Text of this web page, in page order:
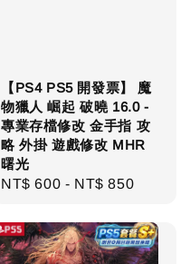
【PS4 PS5 開發票】 魔
物獵人 崛起 破曉 16.0 -
專業存檔修改 金手指 攻
略 外掛 遊戲修改 MHR
曙光
Regular
NT$ 600 - NT$ 850